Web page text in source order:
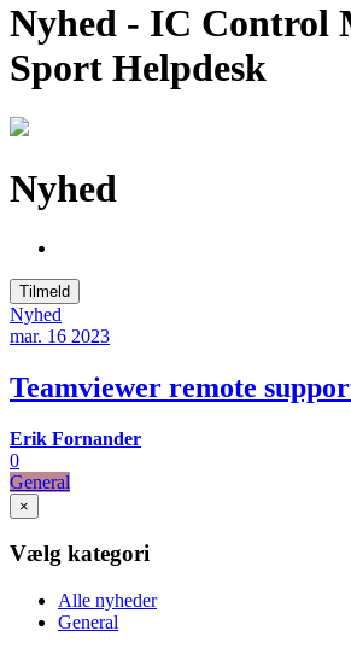
Nyhed - IC Control
Sport Helpdesk
Nyhed
Tilmeld
Nyhed
mar. 16 2023
Teamviewer remote
Erik Fornander
0
General
×
Vælg kategori
Alle nyheder
General